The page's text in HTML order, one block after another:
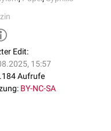
Edit:
15:57
Aufrufe
BY-NC-SA